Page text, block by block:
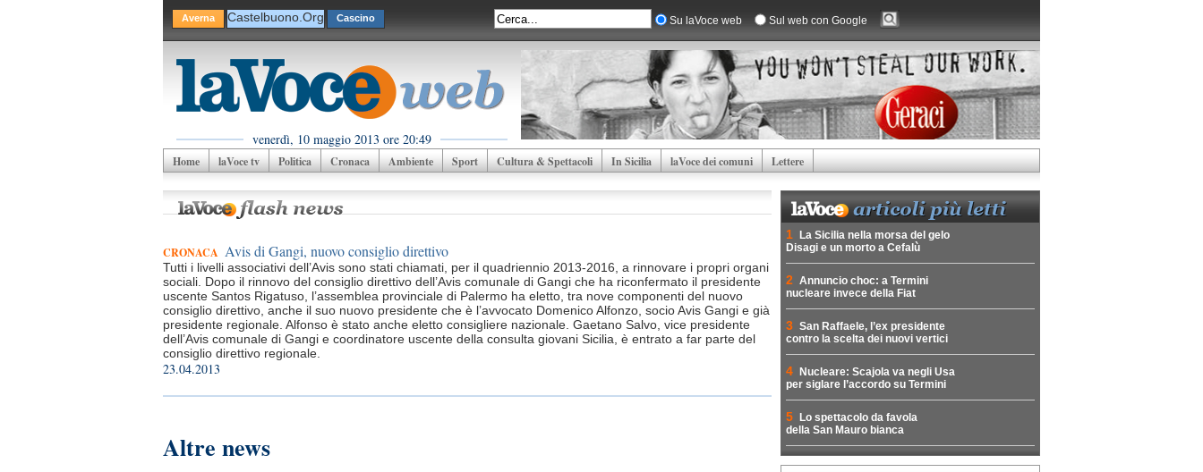
Averna Castelbuono.Org Cascino Su laVoce web Sul web con Google
venerdì, 10 maggio 2013 ore 20:49
Home laVoce tv Politica Cronaca Ambiente Sport Cultura & Spettacoli In Sicilia laVoce dei comuni Lettere
CRONACA Avis di Gangi, nuovo consiglio direttivo
Tutti i livelli associativi dell’Avis sono stati chiamati, per il quadriennio 2013-2016, a rinnovare i propri organi
sociali. Dopo il rinnovo del consiglio direttivo dell’Avis comunale di Gangi che ha riconfermato il presidente
uscente Santos Rigatuso, l’assemblea provinciale di Palermo ha eletto, tra nove componenti del nuovo
consiglio direttivo, anche il suo nuovo presidente che è l’avvocato Domenico Alfonzo, socio Avis Gangi e già
presidente regionale. Alfonso è stato anche eletto consigliere nazionale. Gaetano Salvo, vice presidente
dell’Avis comunale di Gangi e coordinatore uscente della consulta giovani Sicilia, è entrato a far parte del
consiglio direttivo regionale.
23.04.2013
Altre news
1
La Sicilia nella morsa del gelo
Disagi e un morto a Cefalù
2 Annuncio choc: a Termini
nucleare invece della Fiat
3 San Raffaele, l’ex presidente
contro la scelta dei nuovi vertici
4
Nucleare: Scajola va negli Usa
per siglare l’accordo su Termini
5
Lo spettacolo da favola
della San Mauro bianca